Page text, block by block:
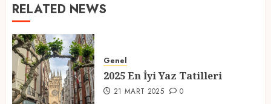
RELATED NEWS
Genel
2025 En İyi Yaz Tatilleri
21 MART 2025 0